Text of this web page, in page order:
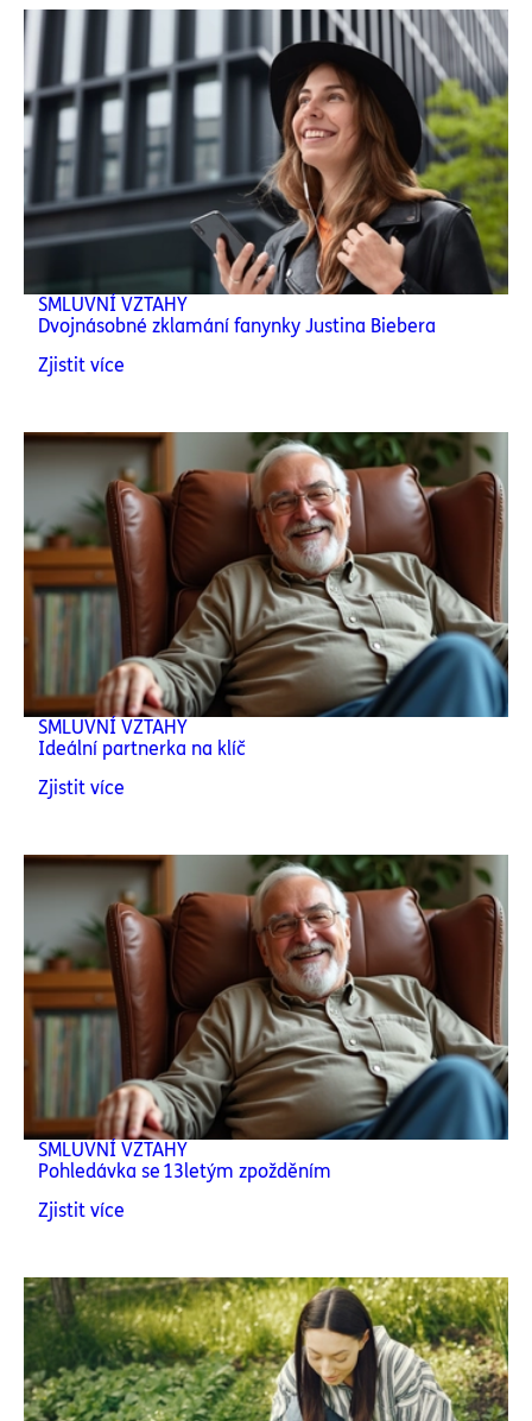
SMLUVNÍ VZTAHY
Dvojnásobné zklamání fanynky Justina Biebera
Zjistit více
SMLUVNÍ VZTAHY
Ideální partnerka na klíč
Zjistit více
SMLUVNÍ VZTAHY
Pohledávka se 13letým zpožděním
Zjistit více